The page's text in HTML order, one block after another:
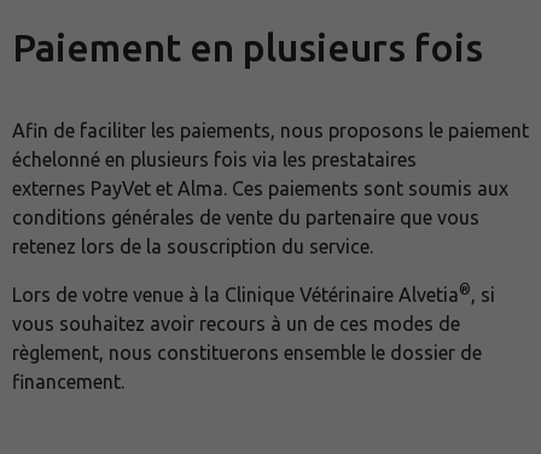
Paiement en plusieurs fois
Afin de faciliter les paiements, nous proposons le paiement
échelonné en plusieurs fois via les prestataires
externes PayVet et Alma. Ces paiements sont soumis aux
conditions générales de vente du partenaire que vous
retenez lors de la souscription du service.
Lors de votre venue à la Clinique Vétérinaire Alvetia®, si
vous souhaitez avoir recours à un de ces modes de
règlement, nous constituerons ensemble le dossier de
financement.